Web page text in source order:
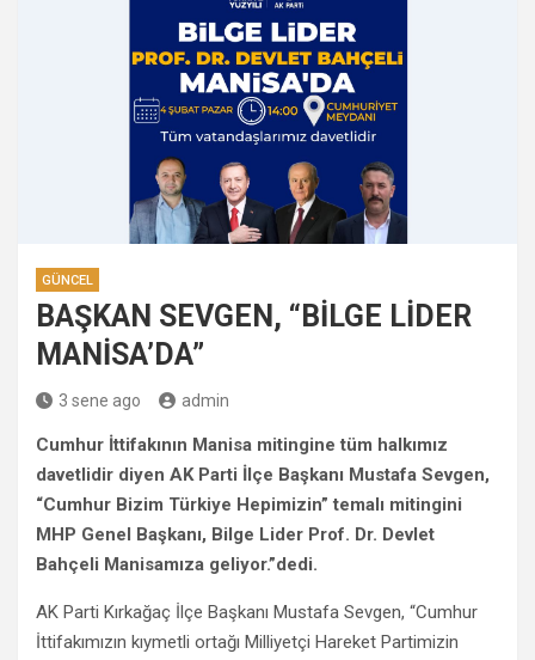
GÜNCEL
BAŞKAN SEVGEN, “BİLGE LİDER
MANİSA’DA”
3 sene ago admin
Cumhur İttifakının Manisa mitingine tüm halkımız
davetlidir diyen AK Parti İlçe Başkanı Mustafa Sevgen,
“Cumhur Bizim Türkiye Hepimizin” temalı mitingini
MHP Genel Başkanı, Bilge Lider Prof. Dr. Devlet
Bahçeli Manisamıza geliyor.”dedi.
AK Parti Kırkağaç İlçe Başkanı Mustafa Sevgen, “Cumhur
İttifakımızın kıymetli ortağı Milliyetçi Hareket Partimizin